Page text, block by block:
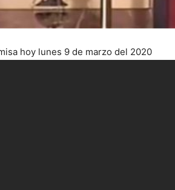
hoy lunes 9 de marzo del 2020